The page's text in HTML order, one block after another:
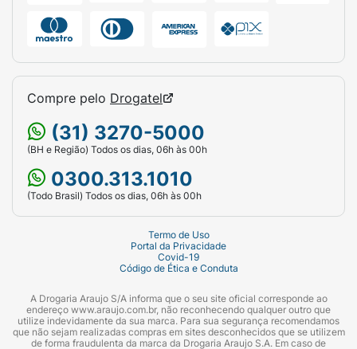
Compre pelo Drogatel
(31) 3270-5000
(BH e Região) Todos os dias, 06h às 00h
0300.313.1010
(Todo Brasil) Todos os dias, 06h às 00h
Termo de Uso
Portal da Privacidade
Covid-19
Código de Ética e Conduta
A Drogaria Araujo S/A informa que o seu site oficial corresponde ao
endereço www.araujo.com.br, não reconhecendo qualquer outro que
utilize indevidamente da sua marca. Para sua segurança recomendamos
que não sejam realizadas compras em sites desconhecidos que se utilizem
de forma fraudulenta da marca da Drogaria Araujo S.A. Em caso de